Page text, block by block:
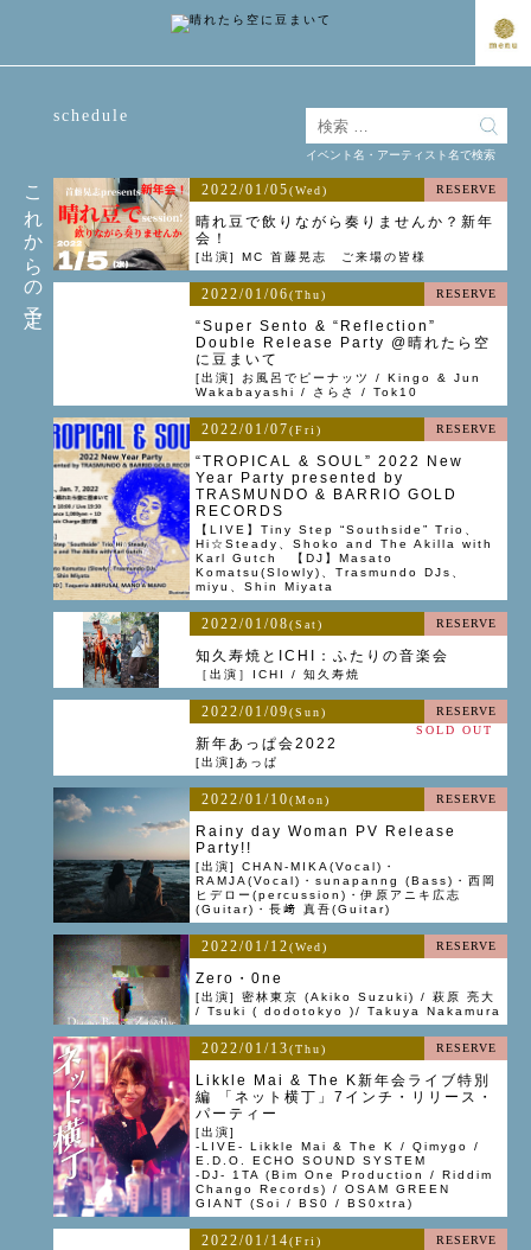
これからの予定
schedule
2022/01/05(Wed) RESERVE
晴れ豆で飲りながら奏りませんか？新年
会！
[出演] MC 首藤晃志 ご来場の皆様
2022/01/06(Thu) RESERVE
“Super Sento & “Reflection”
Double Release Party @晴れたら空
に豆まいて
[出演] お風呂でピーナッツ / Kingo & Jun
Wakabayashi / さらさ / Tok10
2022/01/07(Fri) RESERVE
“TROPICAL & SOUL” 2022 New
Year Party presented by
TRASMUNDO & BARRIO GOLD
RECORDS
【LIVE】Tiny Step “Southside” Trio、
Hi☆Steady、Shoko and The Akilla with
Karl Gutch 【DJ】Masato
Komatsu(Slowly)、Trasmundo DJs、
miyu、Shin Miyata
2022/01/08(Sat) RESERVE
知久寿焼とICHI：ふたりの音楽会
［出演］ICHI / 知久寿焼
2022/01/09(Sun)
RESERVE
SOLD OUT
新年あっぱ会2022
[出演]あっぱ
2022/01/10(Mon) RESERVE
Rainy day Woman PV Release
Party!!
[出演] CHAN-MIKA(Vocal)・
RAMJA(Vocal)・sunapanng (Bass)・西岡
ヒデロー(percussion)・伊原アニキ広志
(Guitar)・長﨑 真吾(Guitar)
2022/01/12(Wed) RESERVE
Zero・0ne
[出演] 密林東京 (Akiko Suzuki) / 萩原 亮大
/ Tsuki ( dodotokyo )/ Takuya Nakamura
2022/01/13(Thu) RESERVE
Likkle Mai & The K新年会ライブ特別
編 「ネット横丁」7インチ・リリース・
パーティー
[出演]
-LIVE- Likkle Mai & The K / Qimygo /
E.D.O. ECHO SOUND SYSTEM
-DJ- 1TA (Bim One Production / Riddim
Chango Records) / OSAM GREEN
GIANT (Soi / BS0 / BS0xtra)
2022/01/14(Fri) RESERVE
イベント名・アーティスト名で検索